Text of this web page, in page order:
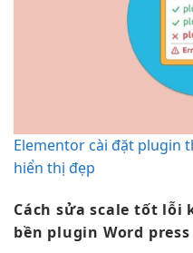
Elementor cài đặt plugin
hiển thị đẹp
Cách sửascale tốt lỗi
bền plugin Word press